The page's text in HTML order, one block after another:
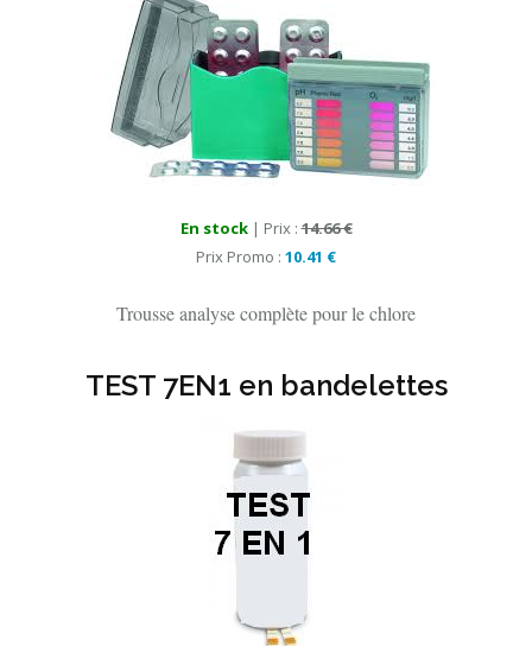
En stock| Prix :14.66 €
Prix Promo : 10.41 €
Trousse analyse complète pour le chlore
TEST 7EN1 en bandelettes